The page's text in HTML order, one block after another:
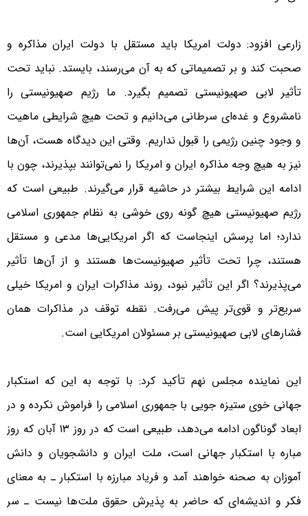
زارعی افزود: دولت امریکا باید مستقل با دولت ایران مذاکره و
صحبت کند و بر تصمیماتی که به آن می‌رسند، بایستد. نباید تحت
تأثیر لابی صهیونیستی تصمیم بگیرد. ما رژیم صهیونیستی را
نامشروع و غده‌ای سرطانی می‌دانیم و تحت هیچ شرایطی ماهیت
و وجود چنین رژیمی را قبول نداریم. وقتی این دیدگاه هست، آن‌ها
نیز به هیچ وجه مذاکره ایران و امریکا را نمی‌توانند بپذیرند، چون با
ادامه این شرایط بیشتر در حاشیه قرار می‌گیرند. طبیعی است که
رژیم صهیونیستی هیچ گونه روی خوشی به نظام جمهوری اسلامی
ندارد؛ اما پرسش اینجاست که اگر امریکایی‌ها مدعی و مستقل
هستند، چرا تحت تأثیر صهیونیست‌ها هستند و از آن‌ها تأثیر
می‌پذیرند؟ اگر این تأثیر نبود، روند مذاکرات ایران و امریکا خیلی
سریع‌تر و قوی‌تر پیش می‌رفت. نقطه توقف در مذاکرات‌‌‌ همان
فشارهای لابی صهیونیستی بر مسئولان امریکایی است.
این نماینده مجلس نهم تأکید کرد: با توجه به این که استکبار
جهانی خوی ستیزه جویی با جمهوری اسلامی را فراموش نکرده و در
ابعاد گوناگون ادامه می‌دهد، طبیعی است که در روز ۱۳ آبان که روز
مباره با استکبار جهانی است، ملت ایران و دانشجویان و دانش
آموزان به صحنه خواهند آمد و فریاد مبارزه با استکبار ـ به معنای
فکر و اندیشه‌ای که حاضر به پذیرش حقوق ملت‌ها نیست ـ سر